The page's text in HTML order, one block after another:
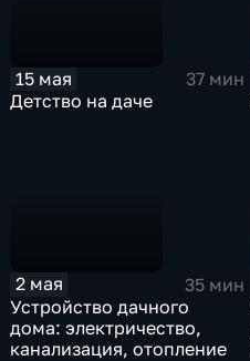
15 мая
37 мин
Детство на даче
2 мая
35 мин
Устройство дачного
дома: электричество,
канализация, отопление